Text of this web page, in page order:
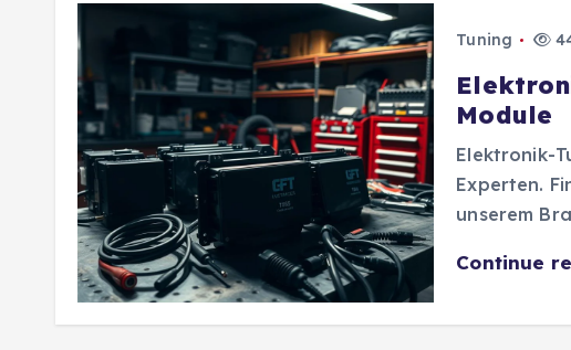
Tuning
Module
Elektronik-
Experten.
unserem
Continue